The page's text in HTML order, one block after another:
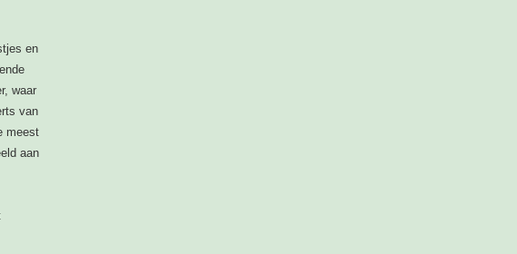
en
waar
van
meest
aan